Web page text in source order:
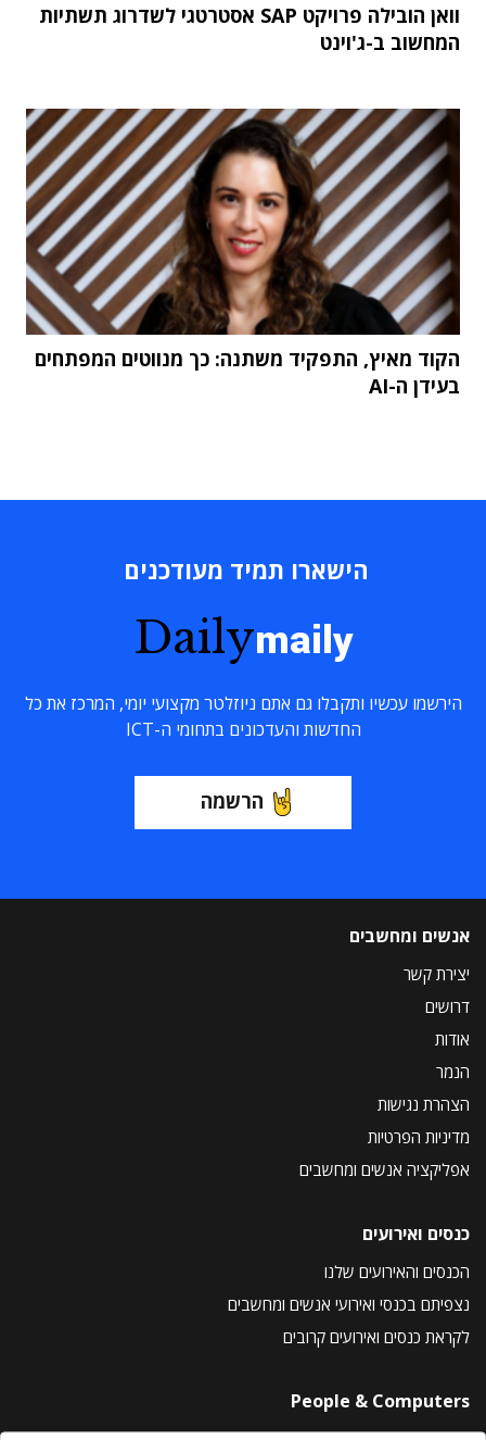
וואן הובילה פרויקט SAP אסטרטגי לשדרוג תשתיות
המחשוב ב-ג'וינט
הקוד מאיץ, התפקיד משתנה: כך מנווטים המפתחים
בעידן ה-AI
הישארו תמיד מעודכנים
Dailymaily
הירשמו עכשיו ותקבלו גם אתם ניוזלטר מקצועי יומי, המרכז את כל
החדשות והעדכונים בתחומי ה-ICT
הרשמה
אנשים ומחשבים
יצירת קשר
דרושים
אודות
הנמר
הצהרת נגישות
מדיניות הפרטיות
אפליקציה אנשים ומחשבים
כנסים ואירועים
הכנסים והאירועים שלנו
נצפיתם בכנסי ואירועי אנשים ומחשבים
לקראת כנסים ואירועים קרובים
People & Computers